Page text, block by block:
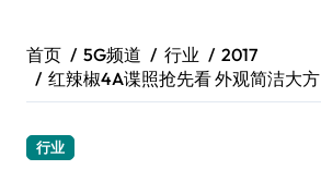
首页 5G频道 行业
2017
红辣椒4A谍照抢先看 外观简洁大方
行业